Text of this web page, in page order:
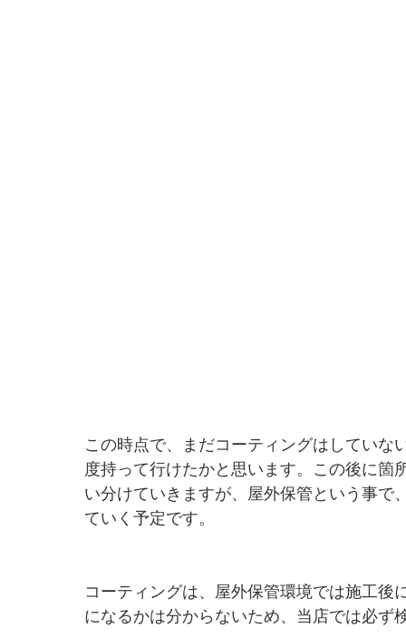
この時点で、まだコーティングはしてい
度持って行けたかと思います。この後に
い分けていきますが、屋外保管という事で
ていく予定です。
コーティングは、屋外保管環境では施工
になるかは分からないため、当店では必ず